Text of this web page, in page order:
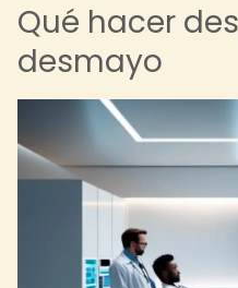
Qué hacer
desmayo